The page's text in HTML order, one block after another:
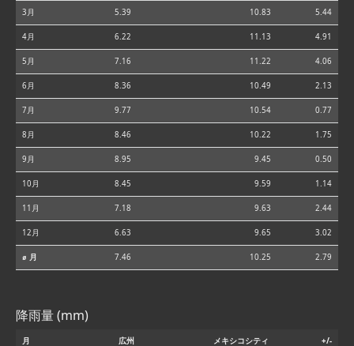
3月 5.39 10.83 5.44
4月 6.22 11.13 4.91
5月 7.16 11.22 4.06
6月 8.36 10.49 2.13
7月 9.77 10.54 0.77
8月 8.46 10.22 1.75
9月 8.95 9.45 0.50
10月 8.45 9.59 1.14
11月 7.18 9.63 2.44
12月 6.63 9.65 3.02
⌀ 月 7.46 10.25 2.79
降雨量 (mm)
月 広州 メキシコシティ +/-